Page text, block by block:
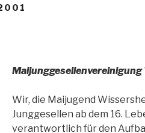
Wir, die Maijugend
Junggesellen ab dem 16.
verantwortlich für den